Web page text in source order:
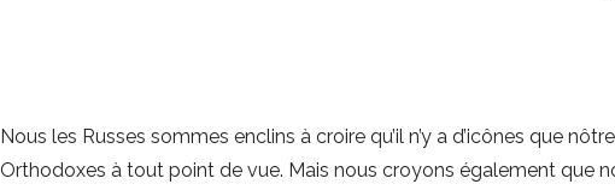
Nous les Russes sommes enclins à croire qu’il n’y a d’icônes que
Orthodoxes à tout point de vue. Mais nous croyons également que